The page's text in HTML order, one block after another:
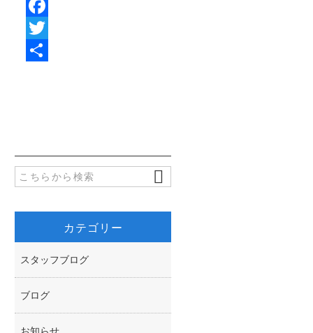
F
カテゴリー
スタッフブログ
ブログ